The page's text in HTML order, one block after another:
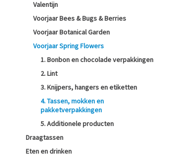
Valentijn
Voorjaar Bees & Bugs & Berries
Voorjaar Botanical Garden
Voorjaar Spring Flowers
1. Bonbon en chocolade verpakkingen
2. Lint
3. Knijpers, hangers en etiketten
4. Tassen, mokken en
pakketverpakkingen
5. Additionele producten
Draagtassen
Eten en drinken